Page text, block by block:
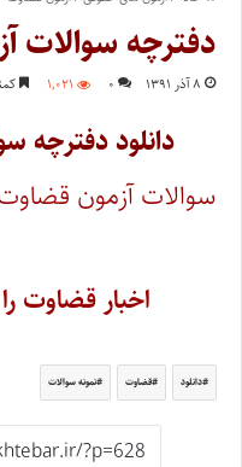
دفترچه سوالات
۸ آذر ۱۳۹۱ ۰ ۱,۰۲۱
دانلود دفترچه
سوالات آزمون قضاوت ۹۱ را از اینجا دریافت
اخبار قضاوت
دانلود قضاوت نمونه سوالات